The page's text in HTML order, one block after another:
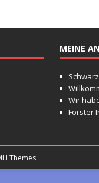
MEINE
Wir
Forster
Themes